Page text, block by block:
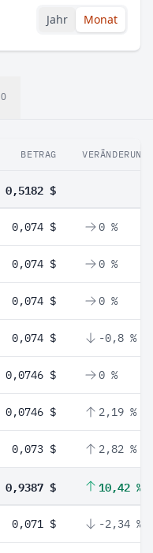
Jahr Monat
0
BETRAG VERÄNDERUNG
0,5182 $
0,074 $ 0 %
0,074 $ 0 %
0,074 $ 0 %
0,074 $ -0,8 %
0,0746 $ 0 %
0,0746 $ 2,19 %
0,073 $ 2,82 %
0,9387 $ 10,42 %
0,071 $ -2,34 %